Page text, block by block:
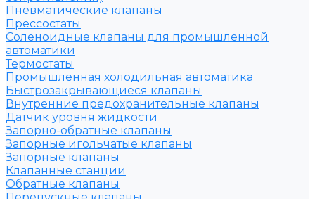
Пневматические клапаны
Прессостаты
Соленоидные клапаны для промышленной
автоматики
Термостаты
Промышленная холодильная автоматика
Быстрозакрывающиеся клапаны
Внутренние предохранительные клапаны
Датчик уровня жидкости
Запорно-обратные клапаны
Запорные игольчатые клапаны
Запорные клапаны
Клапанные станции
Обратные клапаны